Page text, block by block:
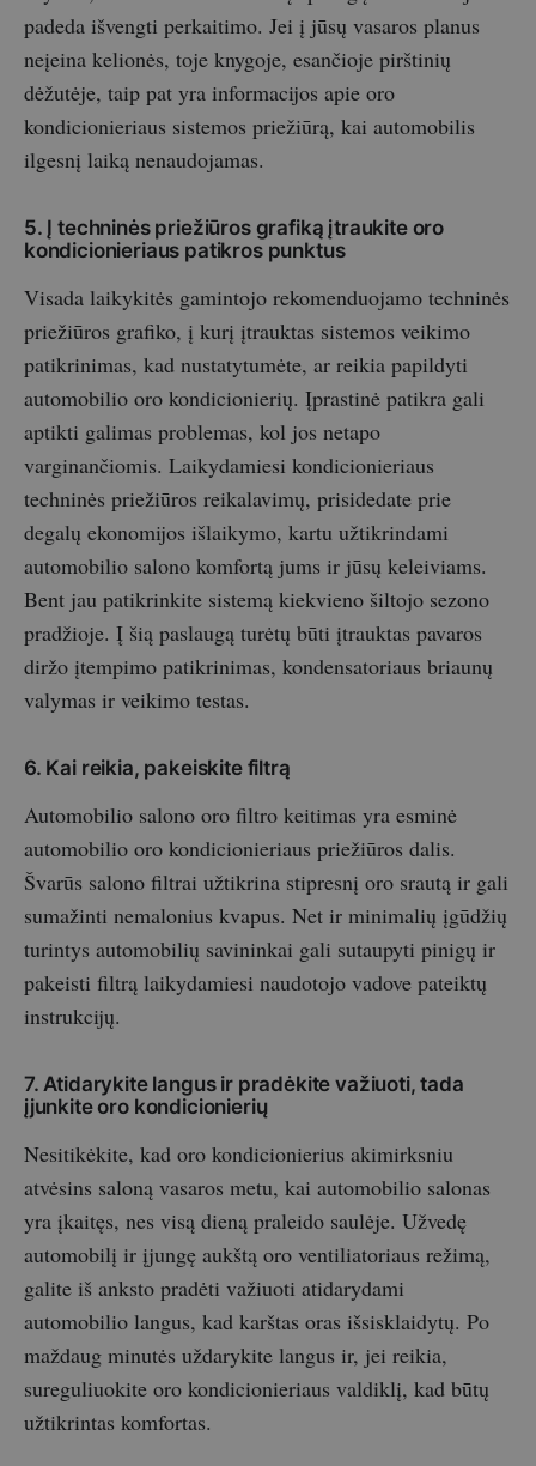
padeda išvengti perkaitimo. Jei į jūsų vasaros planus
neįeina kelionės, toje knygoje, esančioje pirštinių
dėžutėje, taip pat yra informacijos apie oro
kondicionieriaus sistemos priežiūrą, kai automobilis
ilgesnį laiką nenaudojamas.
5. Į techninės priežiūros grafiką įtraukite oro
kondicionieriaus patikros punktus
Visada laikykitės gamintojo rekomenduojamo techninės
priežiūros grafiko, į kurį įtrauktas sistemos veikimo
patikrinimas, kad nustatytumėte, ar reikia papildyti
automobilio oro kondicionierių. Įprastinė patikra gali
aptikti galimas problemas, kol jos netapo
varginančiomis. Laikydamiesi kondicionieriaus
techninės priežiūros reikalavimų, prisidedate prie
degalų ekonomijos išlaikymo, kartu užtikrindami
automobilio salono komfortą jums ir jūsų keleiviams.
Bent jau patikrinkite sistemą kiekvieno šiltojo sezono
pradžioje. Į šią paslaugą turėtų būti įtrauktas pavaros
diržo įtempimo patikrinimas, kondensatoriaus briaunų
valymas ir veikimo testas.
6. Kai reikia, pakeiskite filtrą
Automobilio salono oro filtro keitimas yra esminė
automobilio oro kondicionieriaus priežiūros dalis.
Švarūs salono filtrai užtikrina stipresnį oro srautą ir gali
sumažinti nemalonius kvapus. Net ir minimalių įgūdžių
turintys automobilių savininkai gali sutaupyti pinigų ir
pakeisti filtrą laikydamiesi naudotojo vadove pateiktų
instrukcijų.
7. Atidarykite langus ir pradėkite važiuoti, tada
įjunkite oro kondicionierių
Nesitikėkite, kad oro kondicionierius akimirksniu
atvėsins saloną vasaros metu, kai automobilio salonas
yra įkaitęs, nes visą dieną praleido saulėje. Užvedę
automobilį ir įjungę aukštą oro ventiliatoriaus režimą,
galite iš anksto pradėti važiuoti atidarydami
automobilio langus, kad karštas oras išsisklaidytų. Po
maždaug minutės uždarykite langus ir, jei reikia,
sureguliuokite oro kondicionieriaus valdiklį, kad būtų
užtikrintas komfortas.